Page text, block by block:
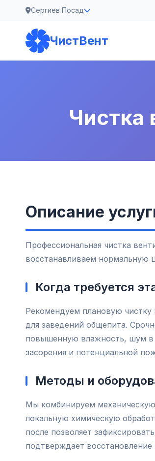
Сергиев Посад
ЧистВент
Чистка
Описание
Профессиональная чистка
восстанавливаем нормальную
Когда требуется
Рекомендуем плановую
для заведений общепита.
повышенную влажность, шум в
засорения и потенциальной
Методы и
Мы комбинируем
локальную химическую
после позволяет
подтверждает